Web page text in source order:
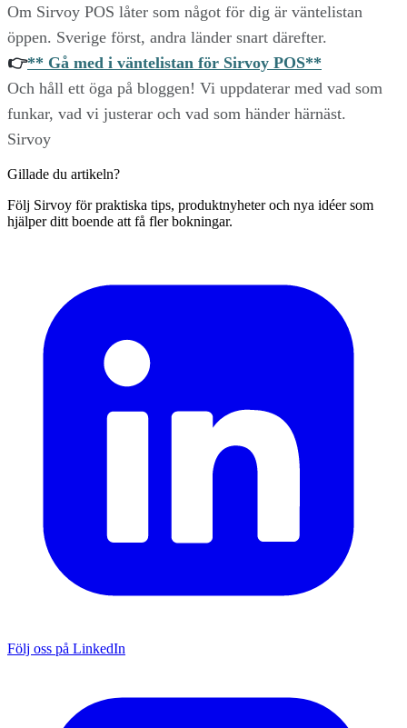
Om Sirvoy POS låter som något för dig är väntelistan
öppen. Sverige först, andra länder snart därefter.
👉** Gå med i väntelistan för Sirvoy POS**
Och håll ett öga på bloggen! Vi uppdaterar med vad som
funkar, vad vi justerar och vad som händer härnäst.
Sirvoy
Gillade du artikeln?
Följ Sirvoy för praktiska tips, produktnyheter och nya idéer som
hjälper ditt boende att få fler bokningar.
Följ oss på LinkedIn